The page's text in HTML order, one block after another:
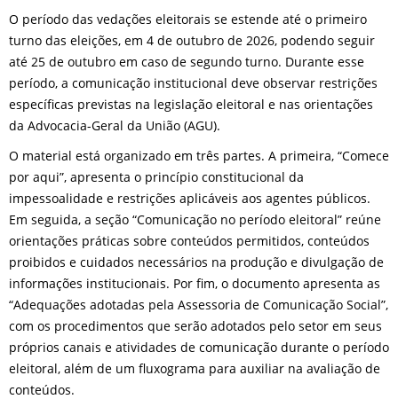
O período das vedações eleitorais se estende até o primeiro
turno das eleições, em 4 de outubro de 2026, podendo seguir
até 25 de outubro em caso de segundo turno. Durante esse
período, a comunicação institucional deve observar restrições
específicas previstas na legislação eleitoral e nas orientações
da Advocacia-Geral da União (AGU).
O material está organizado em três partes. A primeira, “Comece
por aqui”, apresenta o princípio constitucional da
impessoalidade e restrições aplicáveis aos agentes públicos.
Em seguida, a seção “Comunicação no período eleitoral” reúne
orientações práticas sobre conteúdos permitidos, conteúdos
proibidos e cuidados necessários na produção e divulgação de
informações institucionais. Por fim, o documento apresenta as
“Adequações adotadas pela Assessoria de Comunicação Social”,
com os procedimentos que serão adotados pelo setor em seus
próprios canais e atividades de comunicação durante o período
eleitoral, além de um fluxograma para auxiliar na avaliação de
conteúdos.